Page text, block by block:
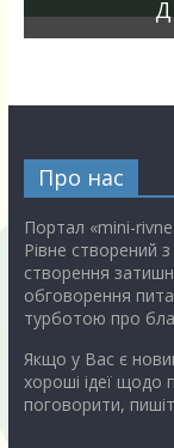
Про нас
Портал «mini-
Рівне створений
створення
обговорення
турботою про
Якщо у Вас є
хороші ідеї щодо
поговорити,